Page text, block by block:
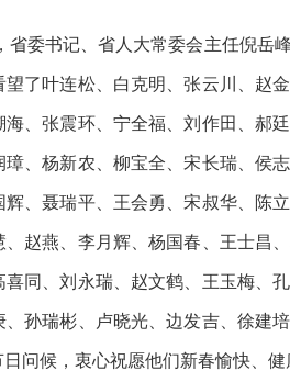
省委书记、省人大常委会主任倪岳
了叶连松、白克明、张云川、赵
、张震环、宁全福、刘作田、郝
、杨新农、柳宝全、宋长瑞、侯
、聂瑞平、王会勇、宋叔华、陈
赵燕、李月辉、杨国春、王士昌
同、刘永瑞、赵文鹤、王玉梅、
孙瑞彬、卢晓光、边发吉、徐建
问候，衷心祝愿他们新春愉快、健